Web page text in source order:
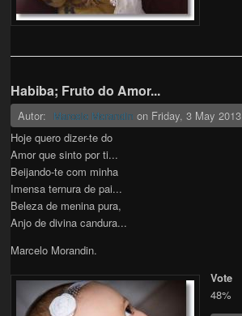
Habiba; Fruto do Amor...
Autor: Marcelo Morandin on Friday, 3 May 2013
Hoje quero dizer-te do
Amor que sinto por ti...
Beijando-te com minha
Imensa ternura de pai...
Beleza de menina pura,
Anjo de divina candura...
Marcelo Morandin.
Vote
48%